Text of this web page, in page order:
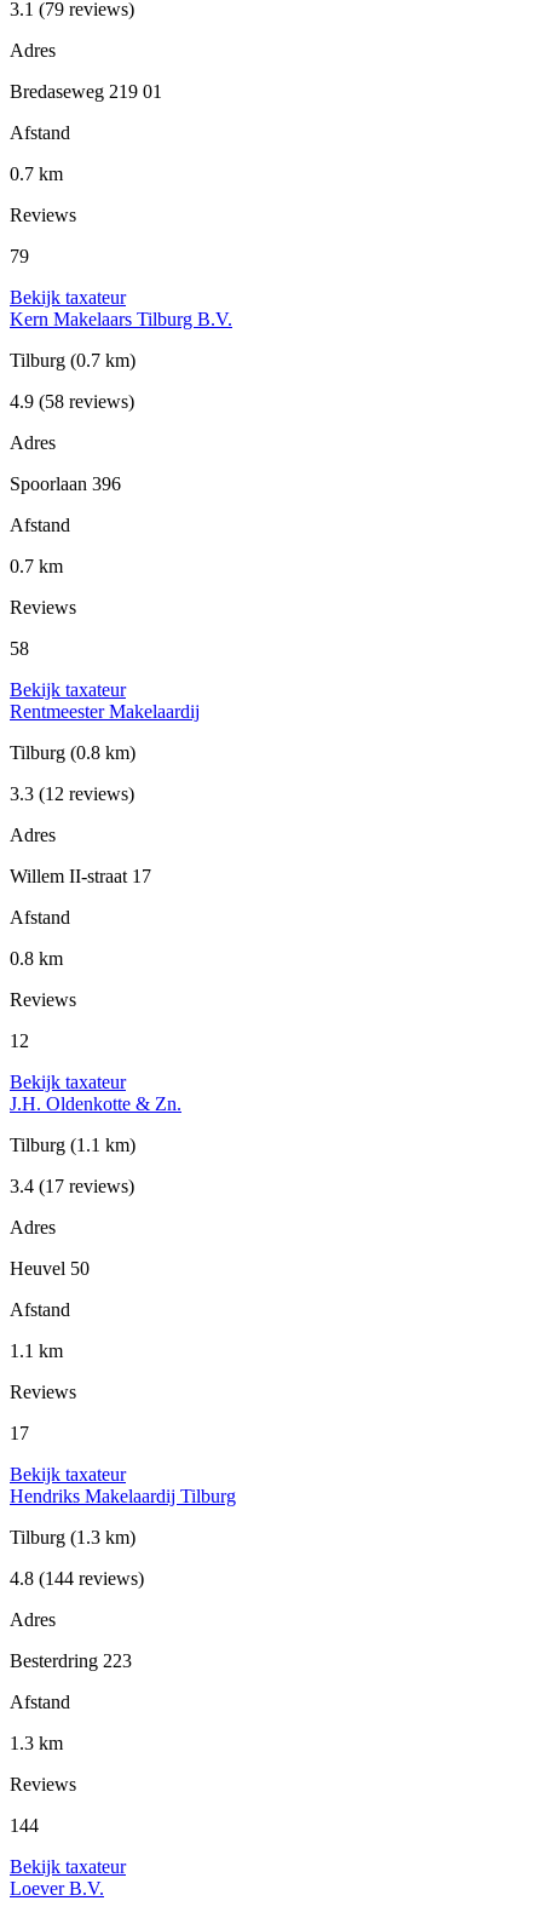
3.1 (79 reviews)
Adres
Bredaseweg 219 01
Afstand
0.7 km
Reviews
79
Bekijk taxateur
Kern Makelaars Tilburg B.V.
Tilburg (0.7 km)
4.9 (58 reviews)
Adres
Spoorlaan 396
Afstand
0.7 km
Reviews
58
Bekijk taxateur
Rentmeester Makelaardij
Tilburg (0.8 km)
3.3 (12 reviews)
Adres
Willem II-straat 17
Afstand
0.8 km
Reviews
12
Bekijk taxateur
J.H. Oldenkotte & Zn.
Tilburg (1.1 km)
3.4 (17 reviews)
Adres
Heuvel 50
Afstand
1.1 km
Reviews
17
Bekijk taxateur
Hendriks Makelaardij Tilburg
Tilburg (1.3 km)
4.8 (144 reviews)
Adres
Besterdring 223
Afstand
1.3 km
Reviews
144
Bekijk taxateur
Loever B.V.